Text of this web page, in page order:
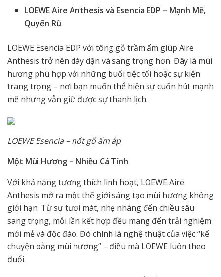
LOEWE Aire Anthesis và Esencia EDP – Mạnh Mẽ,
Quyến Rũ
LOEWE Esencia EDP với tông gỗ trầm ấm giúp Aire
Anthesis trở nên dày dặn và sang trọng hơn. Đây là mùi
hương phù hợp với những buổi tiệc tối hoặc sự kiện
trang trọng – nơi bạn muốn thể hiện sự cuốn hút mạnh
mẽ nhưng vẫn giữ được sự thanh lịch.
LOEWE Esencia – nốt gỗ ấm áp
Một Mùi Hương – Nhiều Cá Tính
Với khả năng tương thích linh hoạt, LOEWE Aire
Anthesis mở ra một thế giới sáng tạo mùi hương không
giới hạn. Từ sự tươi mát, nhẹ nhàng đến chiều sâu
sang trọng, mỗi lần kết hợp đều mang đến trải nghiệm
mới mẻ và độc đáo. Đó chính là nghệ thuật của việc “kể
chuyện bằng mùi hương” – điều mà LOEWE luôn theo
đuổi.